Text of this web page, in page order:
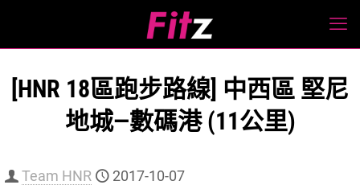
[HNR 18區跑步路線] 中西區 堅尼
地城—數碼港 (11公里)
Team HNR 2017-10-07